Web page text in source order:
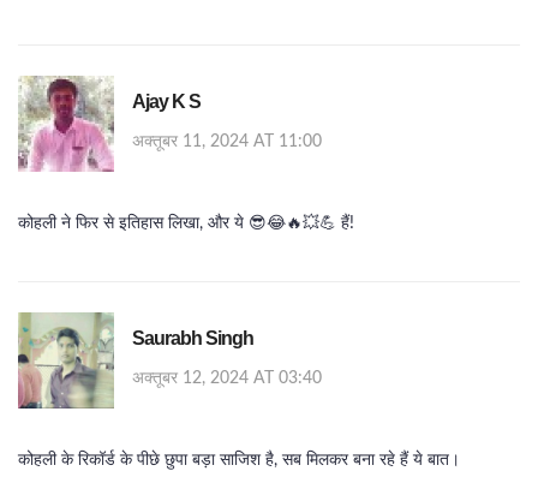
Ajay K S
अक्तूबर 11, 2024 AT 11:00
कोहली ने फिर से इतिहास लिखा, और ये 😎😂🔥💥💪 हैं!
Saurabh Singh
अक्तूबर 12, 2024 AT 03:40
कोहली के रिकॉर्ड के पीछे छुपा बड़ा साजिश है, सब मिलकर बना रहे हैं ये बात।